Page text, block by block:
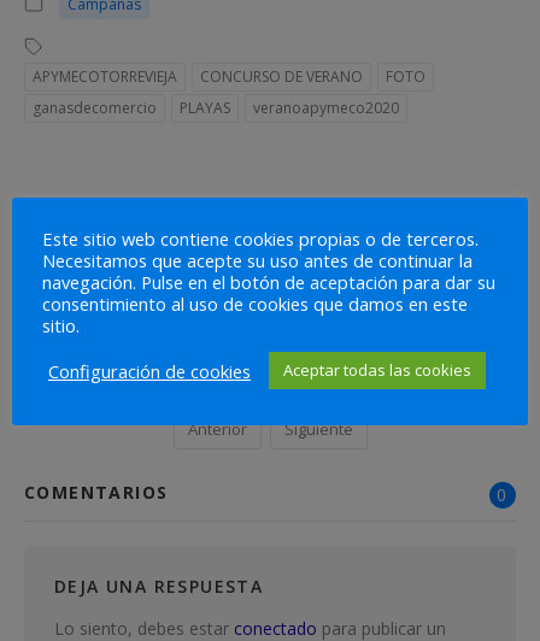
APYMECOTORREVIEJA CONCURSO DE VERANO
FOTO
ganasdecomercio
PLAYAS veranoapymeco2020
Ver todas las publicaciones de
Apymeco
Anterior Siguiente
COMENTARIOS 0
DEJA UNA RESPUESTA
Lo siento, debes estar conectado para publicar un
Este sitio web contiene cookies propias o de terceros.
Necesitamos que acepte su uso antes de continuar la
navegación. Pulse en el botón de aceptación para dar su
consentimiento al uso de cookies que damos en este
sitio.
Configuración de cookies
Aceptar todas las cookies